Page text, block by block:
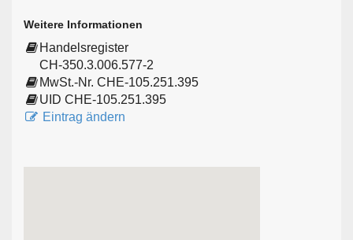
Weitere Informationen
Handelsregister
CH-350.3.006.577-2
MwSt.-Nr. CHE-105.251.395
UID CHE-105.251.395
Eintrag ändern